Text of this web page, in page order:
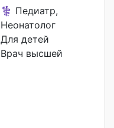
⚕️ Педиатр,
Неонатолог
Для детей
Врач высшей